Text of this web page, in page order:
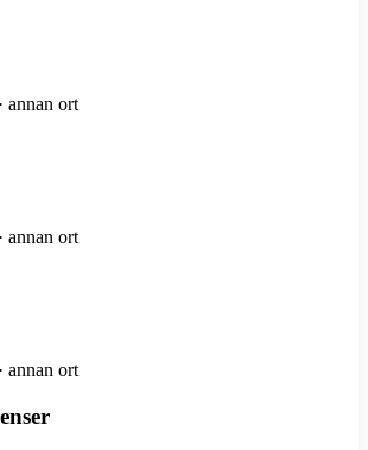
annan ort
annan ort
annan ort